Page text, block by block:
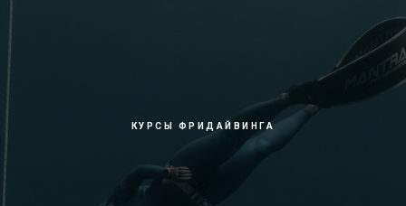
КУРСЫ ФРИДАЙВИНГА